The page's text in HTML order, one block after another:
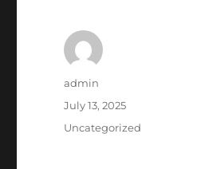
Author
admin
Posted
July 13, 2025
Categories
Uncategorized